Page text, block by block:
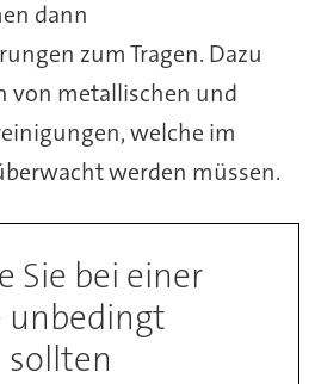
dann
zum Tragen. Dazu
von metallischen und
welche im
werden müssen.
Sie bei einer
unbedingt